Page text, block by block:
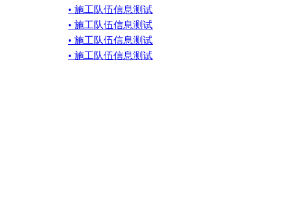
• 施工队伍信息测试
• 施工队伍信息测试
• 施工队伍信息测试
• 施工队伍信息测试